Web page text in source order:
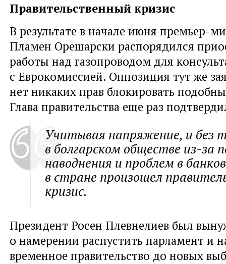
Правительственный кризис
В результате в начале июня премьер-
Пламен Орешарски распорядился
работы над газопроводом для
с Еврокомиссией. Оппозиция тут же
нет никаких прав блокировать
Глава правительства еще раз
Учитывая напряжение, и без
в болгарском обществе из-за
наводнения и проблем в
в стране произошел
кризис.
Президент Росен Плевнелиев был
о намерении распустить парламент и
временное правительство до новых